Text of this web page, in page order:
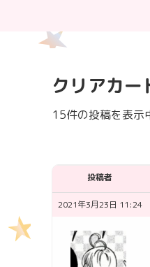
クリアカ
15件の投稿を表
投稿者
2021年3月23日 11:24